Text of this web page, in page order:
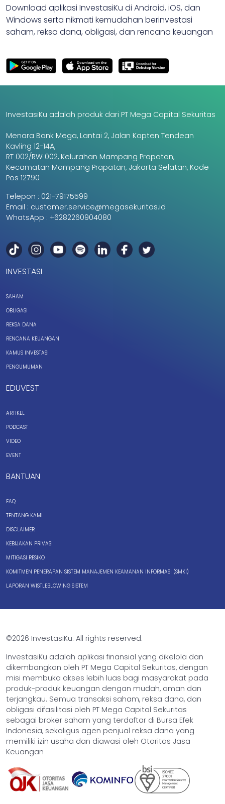
Download aplikasi InvestasiKu di Android, iOS, dan
Windows serta nikmati kemudahan berinvestasi
saham, reksa dana, obligasi, dan rencana keuangan
InvestasiKu adalah produk dari PT Mega Capital Sekuritas
Menara Bank Mega, Lantai 2, Jalan Kapten Tendean
Kavling 12-14A,
RT 002/RW 002, Kelurahan Mampang Prapatan,
Kecamatan Mampang Prapatan, Jakarta Selatan, Kode
Pos 12790
Telepon : 021-79175599
Email : customer.service@megasekuritas.id
WhatsApp : +6282260904080
INVESTASI
SAHAM
OBLIGASI
REKSA DANA
RENCANA KEUANGAN
KAMUS INVESTASI
PENGUMUMAN
EDUVEST
ARTIKEL
PODCAST
VIDEO
EVENT
BANTUAN
FAQ
TENTANG KAMI
DISCLAIMER
KEBIJAKAN PRIVASI
MITIGASI RESIKO
KOMITMEN PENERAPAN SISTEM MANAJEMEN KEAMANAN INFORMASI (SMKI)
LAPORAN WISTLEBLOWING SISTEM
©2026 InvestasiKu. All rights reserved.
InvestasiKu adalah aplikasi finansial yang dikelola dan
dikembangkan oleh PT Mega Capital Sekuritas, dengan
misi membuka akses lebih luas bagi masyarakat pada
produk-produk keuangan dengan mudah, aman dan
terjangkau. Semua transaksi saham, reksa dana, dan
obligasi difasilitasi oleh PT Mega Capital Sekuritas
sebagai broker saham yang terdaftar di Bursa Efek
Indonesia, sekaligus agen penjual reksa dana yang
memiliki izin usaha dan diawasi oleh Otoritas Jasa
Keuangan